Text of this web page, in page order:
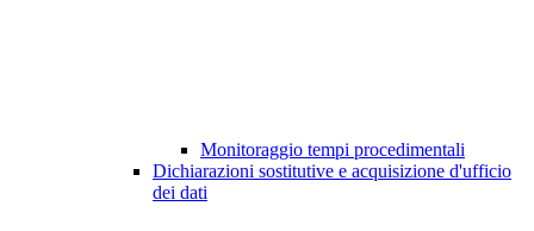
Monitoraggio tempi procedimentali
Dichiarazioni sostitutive e acquisizione d'ufficio
dei dati